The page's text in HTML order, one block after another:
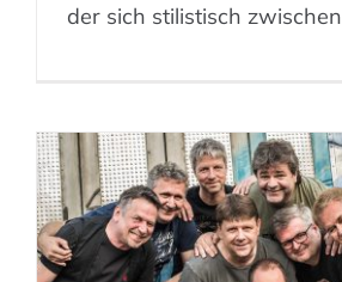
der sich stilistisch zwischen